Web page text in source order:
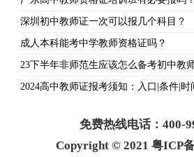
深圳初中教师证一次可以报几个科目？
成人本科能考中学教师资格证吗？
23下半年非师范生应该怎么备考初中教
2024高中教师证报考须知：入口|条件|时
免费热线电话：400-
Copyright © 2021 粤ICP